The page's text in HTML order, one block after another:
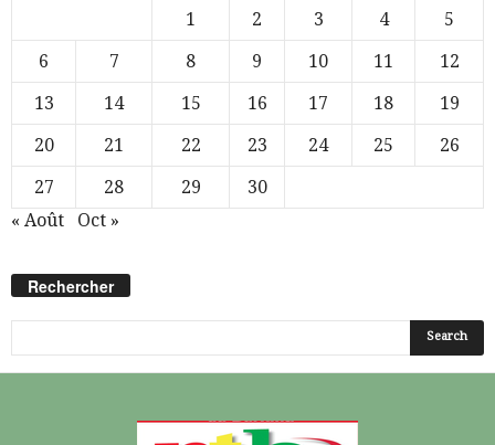
1 2 3 4
5
6
7 8 9 10 11
12
13
14 15 16 17 18
19
20
21 22 23 24 25
26
27
28 29
30
« Août
Oct »
Rechercher